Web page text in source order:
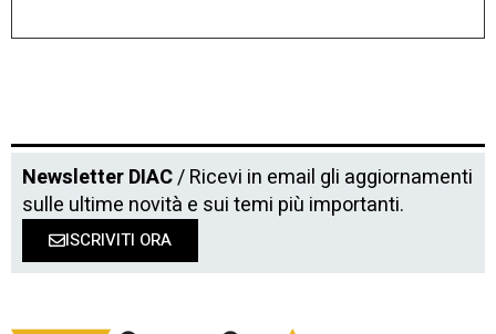
Newsletter DIAC/ Ricevi in email gli aggiornamenti
sulle ultime novità e sui temi più importanti.
ISCRIVITI ORA